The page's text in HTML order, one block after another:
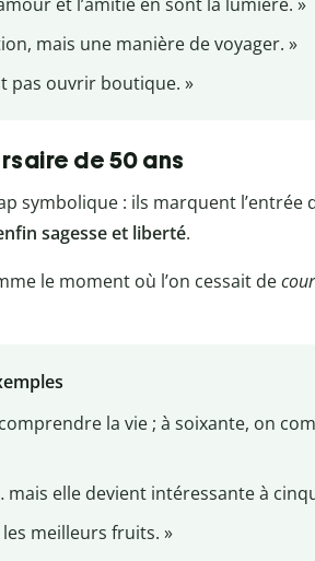
mais une manière de voyager. »
pas ouvrir boutique. »
de 50 ans
symbolique : ils marquent l’entrée
sagesse et liberté.
le moment où l’on cessait de
la vie ; à soixante, on
elle devient intéressante à
meilleurs fruits. »